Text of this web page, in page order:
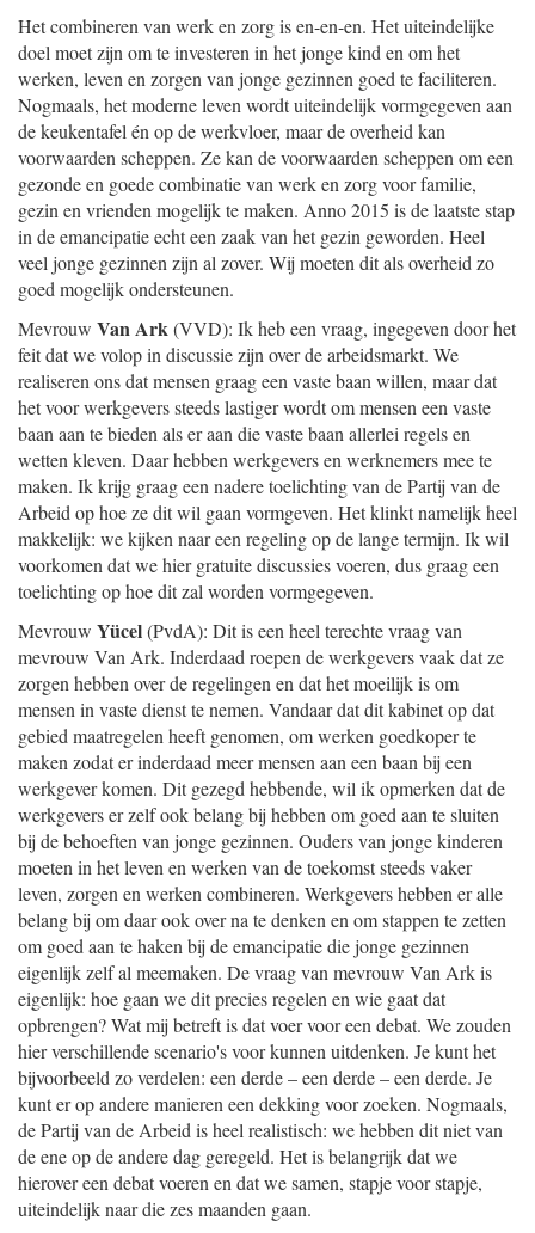
Het combineren van werk en zorg is en-en-en. Het uiteindelijke
doel moet zijn om te investeren in het jonge kind en om het
werken, leven en zorgen van jonge gezinnen goed te faciliteren.
Nogmaals, het moderne leven wordt uiteindelijk vormgegeven aan
de keukentafel én op de werkvloer, maar de overheid kan
voorwaarden scheppen. Ze kan de voorwaarden scheppen om een
gezonde en goede combinatie van werk en zorg voor familie,
gezin en vrienden mogelijk te maken. Anno 2015 is de laatste stap
in de emancipatie echt een zaak van het gezin geworden. Heel
veel jonge gezinnen zijn al zover. Wij moeten dit als overheid zo
goed mogelijk ondersteunen.
Mevrouw Van Ark(VVD): Ik heb een vraag, ingegeven door het
feit dat we volop in discussie zijn over de arbeidsmarkt. We
realiseren ons dat mensen graag een vaste baan willen, maar dat
het voor werkgevers steeds lastiger wordt om mensen een vaste
baan aan te bieden als er aan die vaste baan allerlei regels en
wetten kleven. Daar hebben werkgevers en werknemers mee te
maken. Ik krijg graag een nadere toelichting van de Partij van de
Arbeid op hoe ze dit wil gaan vormgeven. Het klinkt namelijk heel
makkelijk: we kijken naar een regeling op de lange termijn. Ik wil
voorkomen dat we hier gratuite discussies voeren, dus graag een
toelichting op hoe dit zal worden vormgegeven.
Mevrouw Yücel(PvdA): Dit is een heel terechte vraag van
mevrouw Van Ark. Inderdaad roepen de werkgevers vaak dat ze
zorgen hebben over de regelingen en dat het moeilijk is om
mensen in vaste dienst te nemen. Vandaar dat dit kabinet op dat
gebied maatregelen heeft genomen, om werken goedkoper te
maken zodat er inderdaad meer mensen aan een baan bij een
werkgever komen. Dit gezegd hebbende, wil ik opmerken dat de
werkgevers er zelf ook belang bij hebben om goed aan te sluiten
bij de behoeften van jonge gezinnen. Ouders van jonge kinderen
moeten in het leven en werken van de toekomst steeds vaker
leven, zorgen en werken combineren. Werkgevers hebben er alle
belang bij om daar ook over na te denken en om stappen te zetten
om goed aan te haken bij de emancipatie die jonge gezinnen
eigenlijk zelf al meemaken. De vraag van mevrouw Van Ark is
eigenlijk: hoe gaan we dit precies regelen en wie gaat dat
opbrengen? Wat mij betreft is dat voer voor een debat. We zouden
hier verschillende scenario's voor kunnen uitdenken. Je kunt het
bijvoorbeeld zo verdelen: een derde – een derde – een derde. Je
kunt er op andere manieren een dekking voor zoeken. Nogmaals,
de Partij van de Arbeid is heel realistisch: we hebben dit niet van
de ene op de andere dag geregeld. Het is belangrijk dat we
hierover een debat voeren en dat we samen, stapje voor stapje,
uiteindelijk naar die zes maanden gaan.